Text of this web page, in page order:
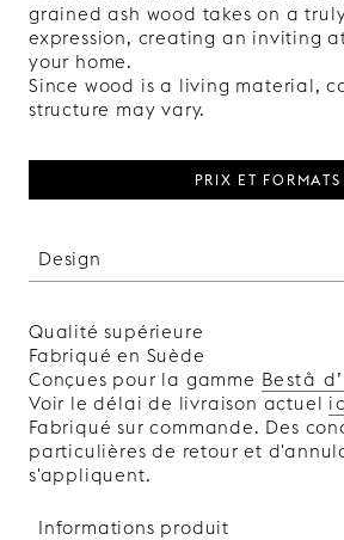
grained ash wood takes on a
expression, creating an inviting
your home.
Since wood is a living material,
structure may vary.
PRIX ET FORMATS
Design
ces bars élégants en bois massif
nervurés que l'on peut voir dans
l’architecture de luxe. Avec nos
bois, disponibles à la fois en
placage bois, pas besoin de
architecte ou de sacrifier de
de bois pour obtenir le même
Fabriqué en Suède.
Qualité supérieure
Fabriqué en Suède
Conçues pour la gamme Bestå
Voir le délai de livraison actuel
Fabriqué sur commande. Des
particulières de retour et
s'appliquent.
Informations produit